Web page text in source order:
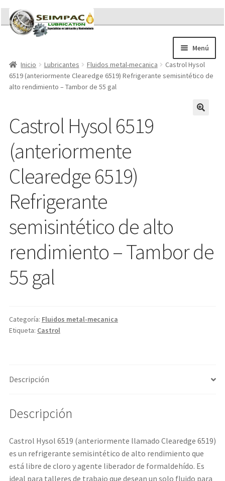
Ir
a
Ir
al
contenido
Menú
Sobre nosotros
Brochures
Refacciones
Memorándum COVID-19
Inicio Lubricantes Fluidos metal-mecanica
Castrol Hysol
6519 (anteriormente Clearedge 6519) Refrigerante semisintético de
alto rendimiento – Tambor de 55 gal
Castrol Hysol 6519
(anteriormente
Clearedge 6519)
Refrigerante
semisintético de alto
rendimiento – Tambor de
55 gal
Categoría: Fluidos metal-mecanica
Etiqueta: Castrol
Descripción
Descripción
Castrol Hysol 6519 (anteriormente llamado Clearedge 6519)
es un refrigerante semisintético de alto rendimiento que
está libre de cloro y agente liberador de formaldehído. Es
ideal para talleres de trabajo que desean un solo fluido para